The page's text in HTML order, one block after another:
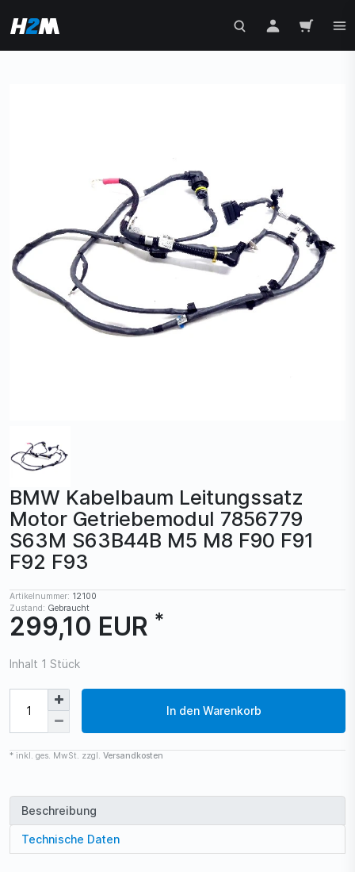
BMW Kabelbaum Leitungssatz
Motor Getriebemodul 7856779
S63M S63B44B M5 M8 F90 F91
F92 F93
Artikelnummer: 12100
Zustand: Gebraucht
299,10 EUR *
Inhalt 1 Stück
In den Warenkorb
* inkl. ges. MwSt. zzgl. Versandkosten
Beschreibung
Technische Daten